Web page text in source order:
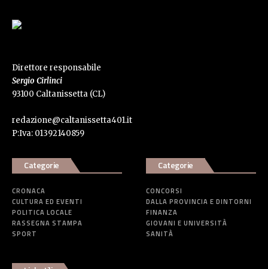
Direttore responsabile
Sergio Cirlinci
93100 Caltanissetta (CL)
redazione@caltanissetta401.it
P:Iva: 01392140859
Categorie
CRONACA
CULTURA ED EVENTI
POLITICA LOCALE
RASSEGNA STAMPA
SPORT
Categorie
CONCORSI
DALLA PROVINCIA E DINTORNI
FINANZA
GIOVANI E UNIVERSITÀ
SANITÀ